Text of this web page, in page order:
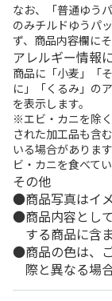
なお、「普通ゆう
のみチルドゆうパ
ず、商品内容欄に
アレルギー情報
商品に「小麦」「
に」「くるみ」の
を表示します。
※エビ・カニを除
された加工品も含
いる場合がありま
ビ・カニを食べて
その他
商品写真はイ
商品内容とし
する商品に含
商品の色は、
際と異なる場